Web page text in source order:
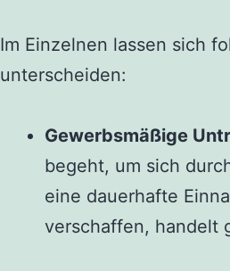
Im Einzelnen lassen sich
unterscheiden:
Gewerbsmäßige
begeht, um sich
eine dauerhafte
verschaffen, handelt